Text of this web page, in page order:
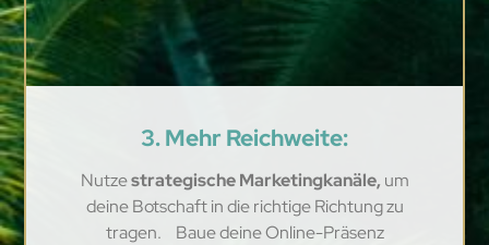
3. Mehr Reichweite:
Nutzestrategische Marketingkanäle, um
deine Botschaft in die richtige Richtung zu
tragen. Baue deine Online-Präsenz